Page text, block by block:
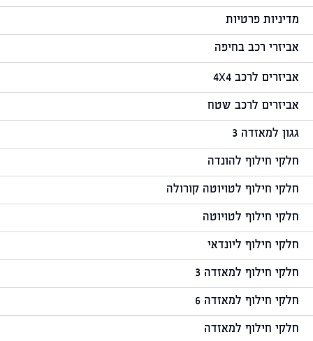
מדיניות פרטיות
אביזרי רכב בחיפה
אביזרים לרכב 4X4
אביזרים לרכב שטח
גגון למאזדה 3
חלקי חילוף להונדה
חלקי חילוף לטויוטה קורולה
חלקי חילוף לטויוטה
חלקי חילוף ליונדאי
חלקי חילוף למאזדה 3
חלקי חילוף למאזדה 6
חלקי חילוף למאזדה